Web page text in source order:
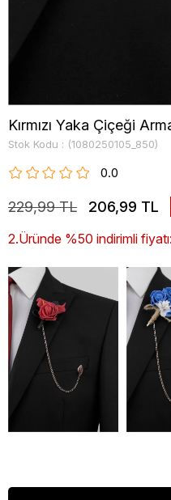
Kırmızı Yaka Çiçeği
Stok Kodu (1080250105_850)
0.0
229,99 TL 206,99 TL
2.Üründe %50 indirimli fiyatı: